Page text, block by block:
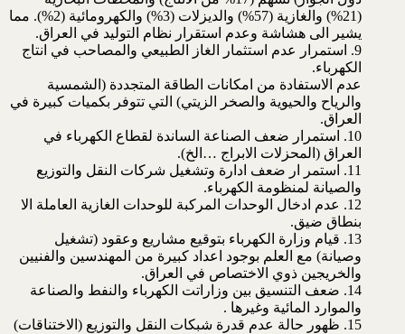
(21%) والغازية (57%) والديزلات (3%) والكهرومائية (2%). مما
يشير الى هشاشة وعدم استقرار نظام التوليد في العراق.
9. استمرار عدم استثمار الغاز الطبيعي والمصاحب في انتاج
الكهرباء.
عدم الاستفادة من امكانات الطاقة المتجددة (الشمسية
والرياح والحيوية والصخر الزيتي) التي تتوفر بكميات كبيرة في
العراق.
10. استمرار ضعف الصناعة الساندة لقطاع الكهرباء في
العراق (المحزلات الابراج …الخ).
11. استمر ار ضعف ادارة وتشغيل شركات النقل والتوزيع
والصيانة لمنظومة الكهرباء.
12. عدم ادخال الوحدات المركبة للوحدات الغازية العاملة الا
بنطاق ضيق.
13. قيام وزارة الكهرباء بتوقيع مشاريع وعقود (تشغيل
وصيانة) مع العلم بوجود اعداد كبيرة من المهندسين والفنيين
والخريجين ذوي الاختصاص في العراق.
14. ضعف التنسيق بين وزاراتت الكهرباء والنفط والصناعة
والموارد المائية وغيرها .
15. ظهور حالة عدم قدرة شبكات النقل والتوزيع (الاختناقات)